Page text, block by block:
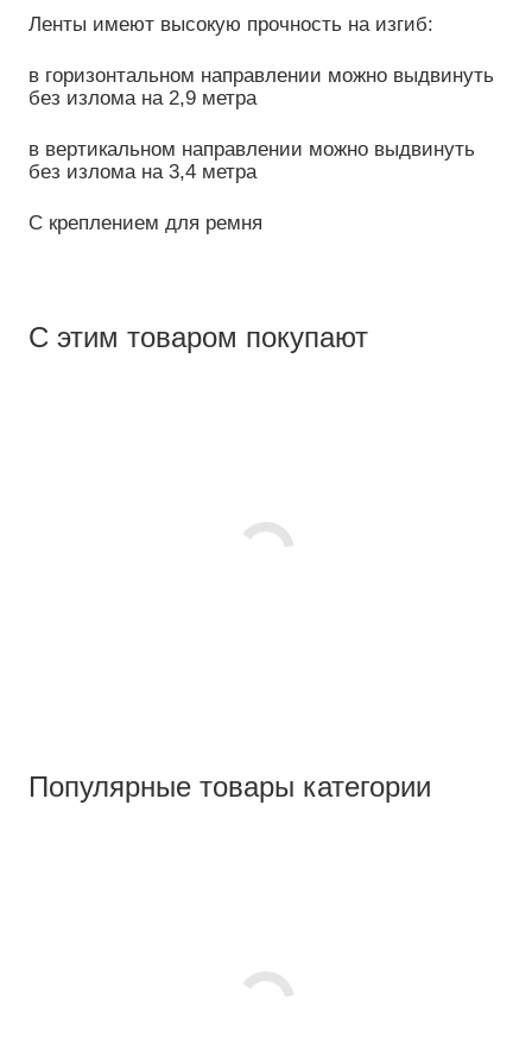
Ленты имеют высокую прочность на изгиб:
в горизонтальном направлении можно выдвинуть
без излома на 2,9 метра
в вертикальном направлении можно выдвинуть
без излома на 3,4 метра
С креплением для ремня
С этим товаром покупают
Популярные товары категории